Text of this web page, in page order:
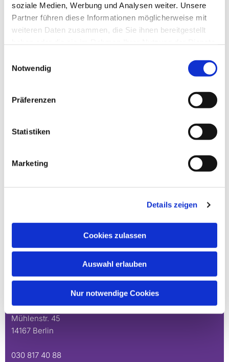
soziale Medien, Werbung und Analysen weiter. Unsere
Partner führen diese Informationen möglicherweise mit
weiteren Daten zusammen, die Sie ihnen bereitgestellt
Notwendig
Präferenzen
Statistiken
Marketing
Details zeigen
Cookies zulassen
Auswahl erlauben
Nur notwendige Cookies
Ev. Gesamtkirchengemeinde Zehlendorf-Süd
Heimat 27 - 14165 Berlin
030 815 18 39
kontakt@evkirchezehlendorfsued.de
Mo. 10 - 12 Uhr
Andréezeile 21-23
E-Mail
Stephanus
Mo. 10 - 12 Uhr
Mühlenstr. 45
14167 Berlin
030 817 40 88